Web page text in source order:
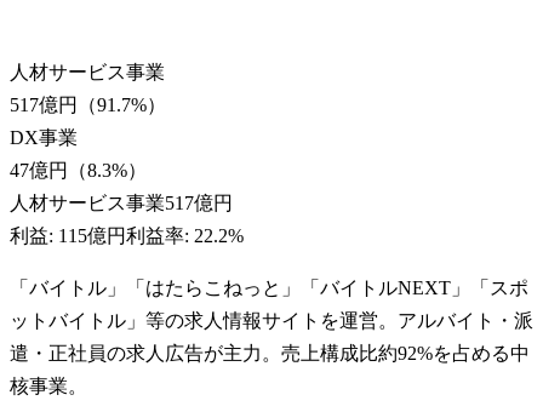
人材サービス事業
517億円
（91.7%）
DX事業
47億円
（8.3%）
人材サービス事業517億円
利益: 115億円利益率: 22.2%
「バイトル」「はたらこねっと」「バイトルNEXT」「スポ
ットバイトル」等の求人情報サイトを運営。アルバイト・派
遣・正社員の求人広告が主力。売上構成比約92%を占める中
核事業。